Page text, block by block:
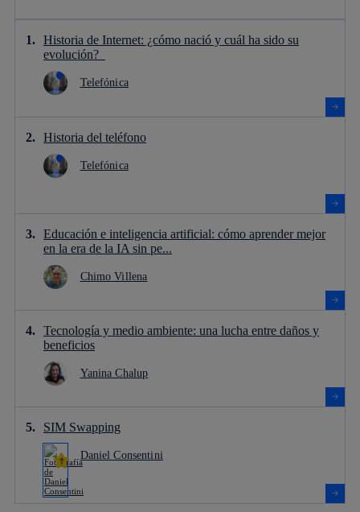
Historia de Internet: ¿cómo nació y cuál ha sido su
evolución?
Telefónica
Historia del teléfono
Telefónica
Educación e inteligencia artificial: cómo aprender mejor
en la era de la IA sin pe...
Chimo Villena
Tecnología y medio ambiente: una lucha entre daños y
beneficios
Yanina Chalup
SIM Swapping
Daniel Consentini